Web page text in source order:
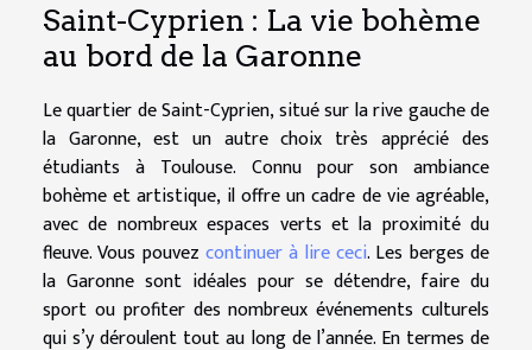
Saint-Cyprien : La vie bohème
au bord de la Garonne
Le quartier de Saint-Cyprien, situé sur la rive gauche de
la Garonne, est un autre choix très apprécié des
étudiants à Toulouse. Connu pour son ambiance
bohème et artistique, il offre un cadre de vie agréable,
avec de nombreux espaces verts et la proximité du
fleuve. Vous pouvez continuer à lire ceci. Les berges de
la Garonne sont idéales pour se détendre, faire du
sport ou profiter des nombreux événements culturels
qui s’y déroulent tout au long de l’année. En termes de